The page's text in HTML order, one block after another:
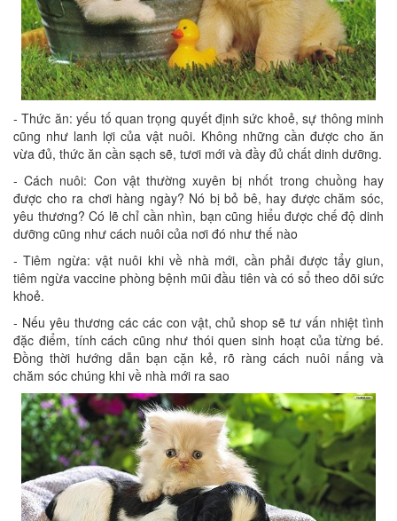
- Thức ăn: yếu tố quan trọng quyết định sức khoẻ, sự thông minh
cũng như lanh lợi của vật nuôi. Không những cần được cho ăn
vừa đủ, thức ăn cần sạch sẽ, tươi mới và đầy đủ chất dinh dưỡng.
- Cách nuôi: Con vật thường xuyên bị nhốt trong chuồng hay
được cho ra chơi hàng ngày? Nó bị bỏ bê, hay được chăm sóc,
yêu thương? Có lẽ chỉ cần nhìn, bạn cũng hiểu được chế độ dinh
dưỡng cũng như cách nuôi của nơi đó như thế nào
- Tiêm ngừa: vật nuôi khi về nhà mới, cần phải được tẩy giun,
tiêm ngừa vaccine phòng bệnh mũi đầu tiên và có sổ theo dõi sức
khoẻ.
- Nếu yêu thương các các con vật, chủ shop sẽ tư vấn nhiệt tình
đặc điểm, tính cách cũng như thói quen sinh hoạt của từng bé.
Đồng thời hướng dẫn bạn cặn kẻ, rõ ràng cách nuôi nấng và
chăm sóc chúng khi về nhà mới ra sao